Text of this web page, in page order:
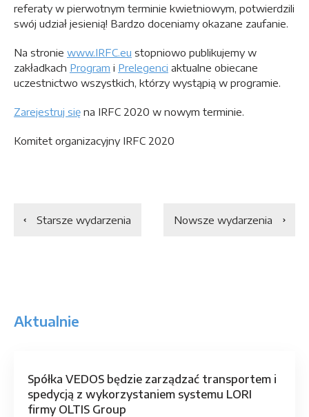
referaty w pierwotnym terminie kwietniowym, potwierdzili
swój udział jesienią! Bardzo doceniamy okazane zaufanie.
Na stronie www.IRFC.eu stopniowo publikujemy w
zakładkach Program i Prelegenci aktualne obiecane
uczestnictwo wszystkich, którzy wystąpią w programie.
Zarejestruj się na IRFC 2020 w nowym terminie.
Komitet organizacyjny IRFC 2020
Starsze wydarzenia Nowsze wydarzenia
Aktualnie
Spółka VEDOS będzie zarządzać transportem i
spedycją z wykorzystaniem systemu LORI
firmy OLTIS Group